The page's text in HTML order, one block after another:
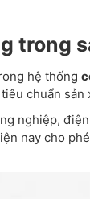
trong
hệ thống
chuẩn sản
nghiệp,
nay cho